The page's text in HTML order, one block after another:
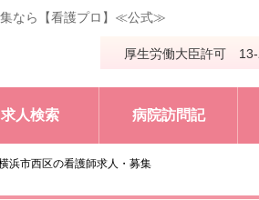
集なら【看護プロ】≪公式≫
厚生労働大臣許可
求人検索 病院訪問記
浜市西区の看護師求人・募集